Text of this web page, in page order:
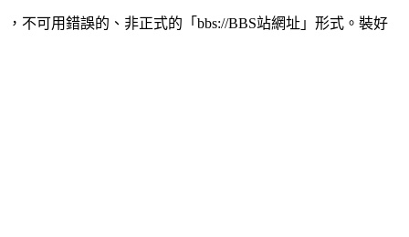
，不可用錯誤的、非正式的「bbs://BBS站網址」形式。裝好